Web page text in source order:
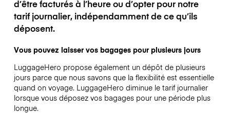
d’être facturés à l’heure ou d’opter pour notre
tarif journalier, indépendamment de ce qu’ils
déposent.
Vous pouvez laisser vos bagages pour plusieurs jours
LuggageHero propose également un dépôt de plusieurs
jours parce que nous savons que la flexibilité est essentielle
quand on voyage. LuggageHero diminue le tarif journalier
lorsque vous déposez vos bagages pour une période plus
longue.